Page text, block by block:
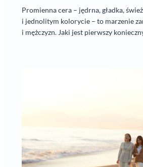
Promienna cera – jędrna, gładka,
i jednolitym kolorycie – to marzenie
i mężczyzn. Jaki jest pierwszy